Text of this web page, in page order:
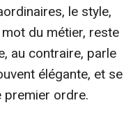
le style,
du métier, reste
au contraire, parle
élégante, et se
premier ordre.